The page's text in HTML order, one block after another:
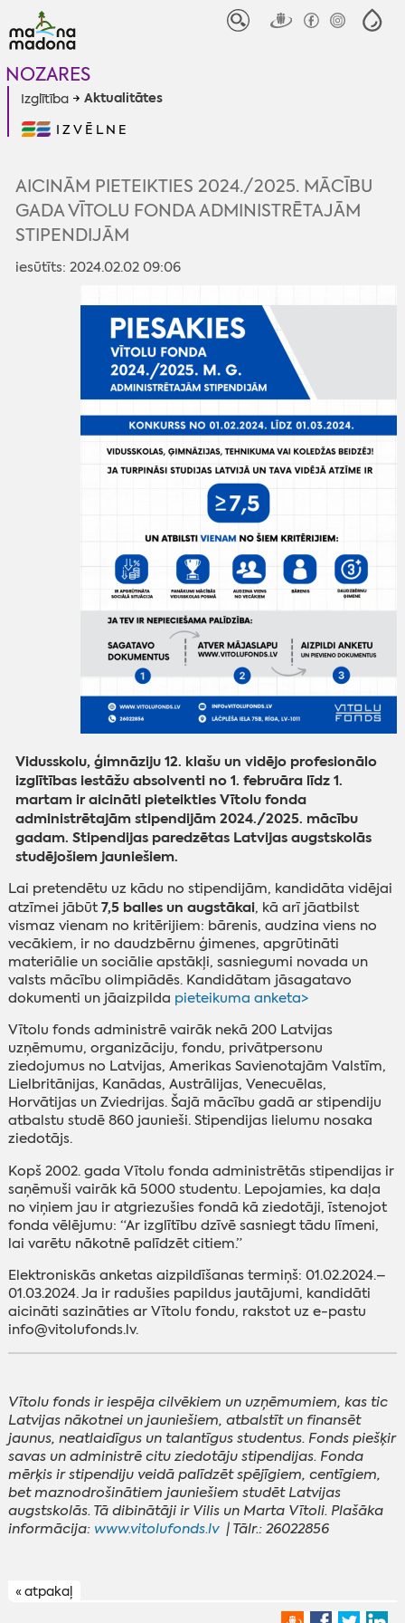
NOZARES
Izglītība Aktualitātes
IZVĒLNE
AICINĀM PIETEIKTIES 2024./2025. MĀCĪBU
GADA VĪTOLU FONDA ADMINISTRĒTAJĀM
STIPENDIJĀM
iesūtīts: 2024.02.02 09:06
Vidusskolu, ģimnāziju 12. klašu un vidējo profesionālo
izglītības iestāžu absolventi no 1. februāra līdz 1.
martam ir aicināti pieteikties Vītolu fonda
administrētajām stipendijām 2024./2025. mācību
gadam. Stipendijas paredzētas Latvijas augstskolās
studējošiem jauniešiem.
Lai pretendētu uz kādu no stipendijām, kandidāta vidējai
atzīmei jābūt7,5 balles un augstākai, kā arī jāatbilst
vismaz vienam no kritērijiem: bārenis, audzina viens no
vecākiem, ir no daudzbērnu ģimenes, apgrūtināti
materiālie un sociālie apstākļi, sasniegumi novada un
valsts mācību olimpiādēs. Kandidātam jāsagatavo
dokumenti un jāaizpilda pieteikuma anketa>
Vītolu fonds administrē vairāk nekā 200 Latvijas
uzņēmumu, organizāciju, fondu, privātpersonu
ziedojumus no Latvijas, Amerikas Savienotajām Valstīm,
Lielbritānijas, Kanādas, Austrālijas, Venecuēlas,
Horvātijas un Zviedrijas. Šajā mācību gadā ar stipendiju
atbalstu studē 860 jaunieši. Stipendijas lielumu nosaka
ziedotājs.
Kopš 2002. gada Vītolu fonda administrētās stipendijas ir
saņēmuši vairāk kā 5000 studentu. Lepojamies, ka daļa
no viņiem jau ir atgriezušies fondā kā ziedotāji, īstenojot
fonda vēlējumu: “Ar izglītību dzīvē sasniegt tādu līmeni,
lai varētu nākotnē palīdzēt citiem.”
Elektroniskās anketas aizpildīšanas termiņš: 01.02.2024.–
01.03.2024. Ja ir radušies papildus jautājumi, kandidāti
aicināti sazināties ar Vītolu fondu, rakstot uz e-pastu
info@vitolufonds.lv.
Vītolu fonds ir iespēja cilvēkiem un uzņēmumiem, kas tic
Latvijas nākotnei un jauniešiem, atbalstīt un finansēt
jaunus, neatlaidīgus un talantīgus studentus. Fonds piešķir
savas un administrē citu ziedotāju stipendijas. Fonda
mērķis ir stipendiju veidā palīdzēt spējīgiem, centīgiem,
bet maznodrošinātiem jauniešiem studēt Latvijas
augstskolās. Tā dibinātāji ir Vilis un Marta Vītoli. Plašāka
informācija: www.vitolufonds.lv| Tālr.: 26022856
« atpakaļ